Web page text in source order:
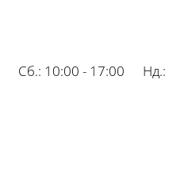
Сб.: 10:00 - 17:00 Нд.: